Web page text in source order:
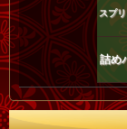
スプ
詰め